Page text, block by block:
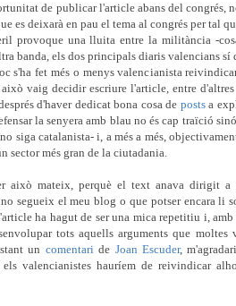
de publicar l'article abans del congrés,
es deixarà en pau el tema al congrés per tal
provoque una lluita entre la militància -
banda, els dos principals diaris valencians sí
s'ha fet més o menys valencianista
això vaig decidir escriure l'article, entre
d'haver dedicat bona cosa de postsa
la senyera amb blau no és cap traïció
siga catalanista- i, a més a més,
sector més gran de la ciutadania.
això mateix, perquè el text anava dirigit
segueix el meu blog o que potser encara li
ha hagut de ser una mica repetitiu i,
tots aquells arguments que moltes
un comentaride Joan Escuder,
valencianistes hauríem de reivindicar